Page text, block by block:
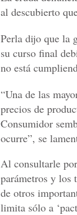
al descubierto
Perla dijo que la
su curso final
no está
“Una de las
precios de
Consumidor
ocurre”, se
Al consultarle
parámetros y los
de otros
limita sólo a